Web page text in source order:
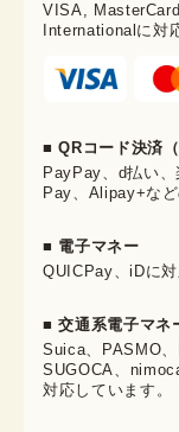
VISA,
Internationalに対
■ QRコード決済（
PayPay、d払い
Pay、Alipay+など
■ 電子マネー
QUICPay、iDに対
■ 交通系電子マネ
Suica、PASMO
SUGOCA、
対応しています。